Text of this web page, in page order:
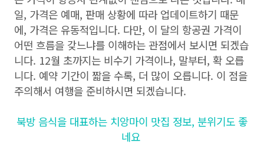
일, 가격은 예매, 판매 상황에 따라 업데이트하기 때문
에, 가격은 유동적입니다. 다만, 이 달의 항공권 가격이
어떤 흐름을 갖느냐를 이해하는 관점에서 보시면 되겠습
니다. 12월 초까지는 비수기 가격이나, 말부터, 확 오릅
니다. 예약 기간이 짧을 수록, 더 많이 오릅니다. 이 점을
주의해서 여행을 준비하시면 되겠습니다.
북방 음식을 대표하는 치앙마이 맛집 정보, 분위기도 좋
네요